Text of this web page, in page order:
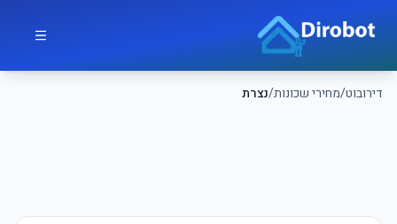
דירובוט/מחירי שכונות/נצרת
דירובוט